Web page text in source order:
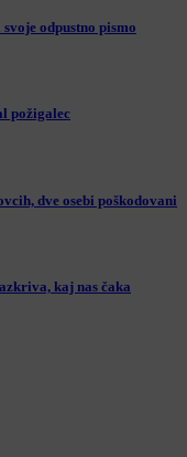
odpustno pismo
požigalec
dve osebi poškodovani
kaj nas čaka